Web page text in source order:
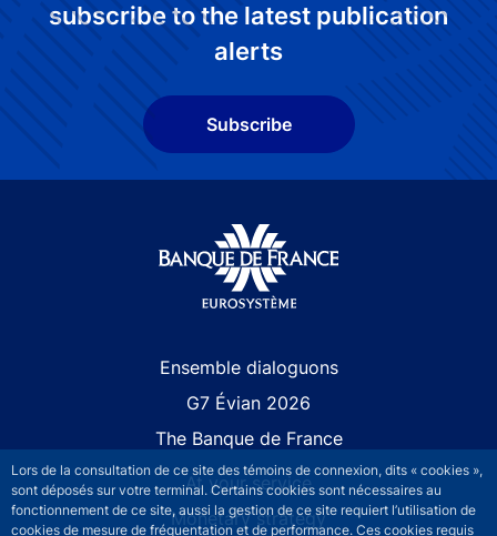
Lors de la consultation de ce site des témoins de connexion, dits « cookies »,
sont déposés sur votre terminal. Certains cookies sont nécessaires au
fonctionnement de ce site, aussi la gestion de ce site requiert l’utilisation de
cookies de mesure de fréquentation et de performance. Ces cookies requis
subscribe to the latest publication
alerts
Subscribe
Ensemble dialoguons
G7 Évian 2026
The Banque de France
At your service
Monetary strategy